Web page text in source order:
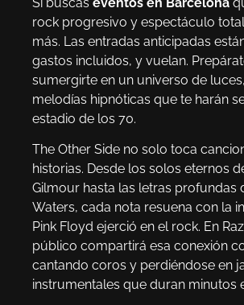
rock progresivo y espectáculo
más. Las entradas anticipadas
gastos incluidos, y vuelan.
sumergirte en un universo de
melodías hipnóticas que te harán
estadio de los 70.
The Other Side no solo toca
historias. Desde los solos eternos
Gilmour hasta las letras profundas
Waters, cada nota resuena con la
Pink Floyd ejerció en el rock. En
público compartirá esa conexión
cantando coros y perdiéndose en
instrumentales que duran minutos